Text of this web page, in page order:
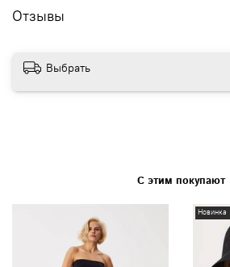
Отзывы
Выбрать
С этим покупают
Новинка